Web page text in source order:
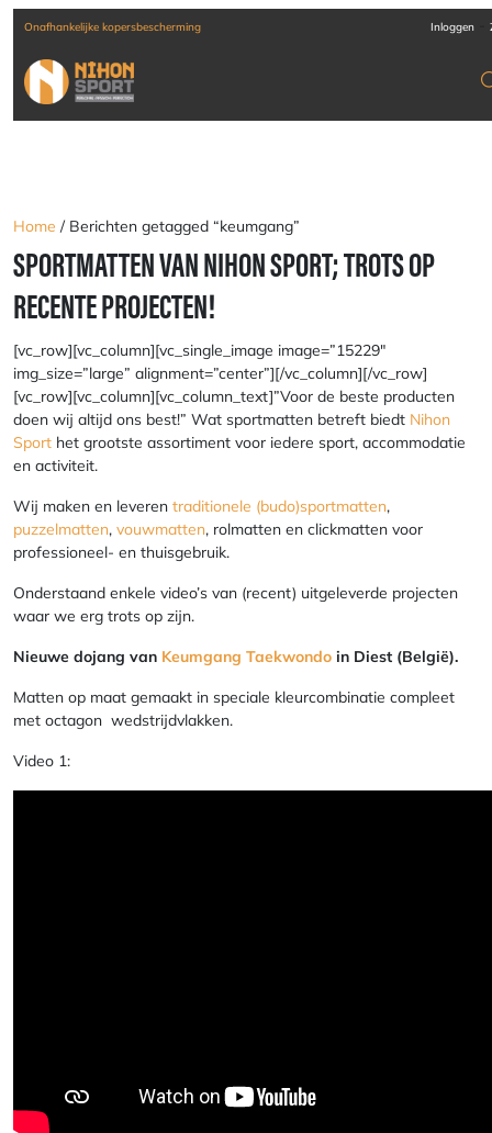
kopersbescherming Inloggen
Home / Berichten getagged “keumgang”
SPORTMATTEN VAN NIHON SPORT; TROTS OP
RECENTE PROJECTEN!
[vc_row][vc_column][vc_single_image image=”15229″
img_size=”large” alignment=”center”][/vc_column][/vc_row]
[vc_row][vc_column][vc_column_text]”Voor de beste producten
doen wij altijd ons best!” Wat sportmatten betreft biedt Nihon
Sport het grootste assortiment voor iedere sport, accommodatie
en activiteit.
Wij maken en leveren traditionele (budo)sportmatten,
puzzelmatten, vouwmatten, rolmatten en clickmatten voor
professioneel- en thuisgebruik.
Onderstaand enkele video’s van (recent) uitgeleverde projecten
waar we erg trots op zijn.
Nieuwe dojang van Keumgang Taekwondo in Diest (België).
Matten op maat gemaakt in speciale kleurcombinatie compleet
met octagon wedstrijdvlakken.
Video 1: